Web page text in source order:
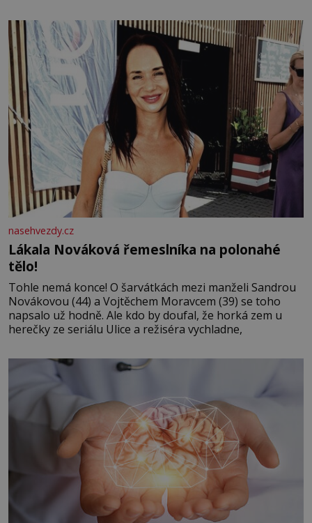
tisíc příslušnic svého včelstva, vznikne jeden z
nejdokonalejších organismů
nasehvezdy.cz
Lákala Nováková řemeslníka na polonahé
tělo!
Tohle nemá konce! O šarvátkách mezi manželi Sandrou
Novákovou (44) a Vojtěchem Moravcem (39) se toho
napsalo už hodně. Ale kdo by doufal, že horká zem u
herečky ze seriálu Ulice a režiséra vychladne,